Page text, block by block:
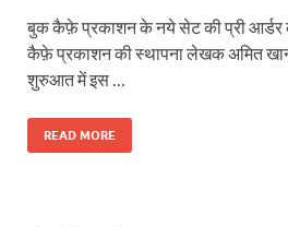
बुक कैफ़े प्रकाशन के नये सेट की प्री आर्डर
कैफ़े प्रकाशन की स्थापना लेखक अमित खान
शुरुआत में इस …
READ MORE